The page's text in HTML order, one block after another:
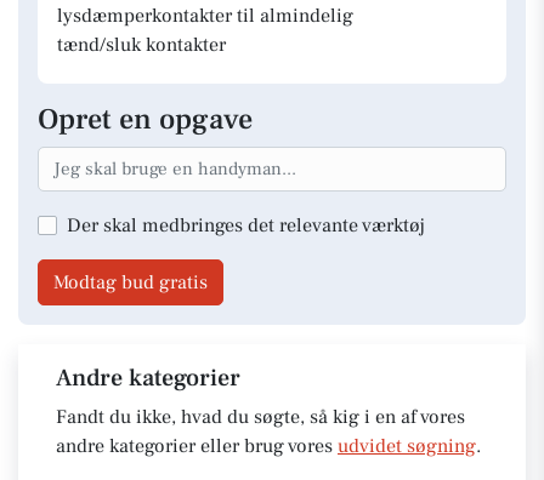
lysdæmperkontakter til almindelig
tænd/sluk kontakter
Opret en opgave
Der skal medbringes det relevante værktøj
Modtag bud gratis
Andre kategorier
Fandt du ikke, hvad du søgte, så kig i en af vores
andre kategorier eller brug vores udvidet søgning.